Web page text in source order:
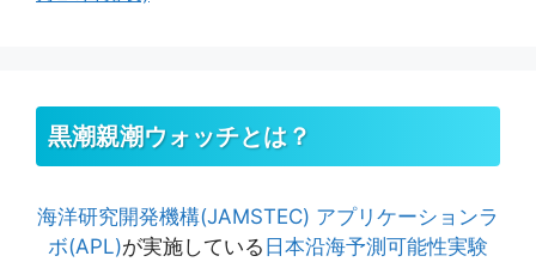
黒潮親潮ウォッチとは？
海洋研究開発機構(JAMSTEC) アプリケーションラ
ボ(APL)が実施している 日本沿海予測可能性実験